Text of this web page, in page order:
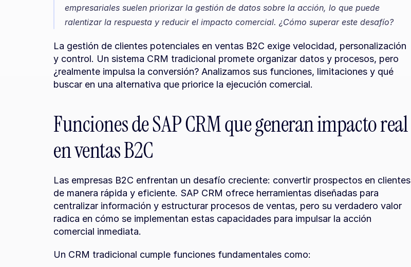
empresariales suelen priorizar la gestión de datos sobre la acción, lo que puede
ralentizar la respuesta y reducir el impacto comercial. ¿Cómo superar este desafío?
La gestión de clientes potenciales en ventas B2C exige velocidad, personalización
y control. Un sistema CRM tradicional promete organizar datos y procesos, pero
¿realmente impulsa la conversión? Analizamos sus funciones, limitaciones y qué
buscar en una alternativa que priorice la ejecución comercial.
Funciones de SAP CRM que generan impacto real
en ventas B2C
Las empresas B2C enfrentan un desafío creciente: convertir prospectos en clientes
de manera rápida y eficiente. SAP CRM ofrece herramientas diseñadas para
centralizar información y estructurar procesos de ventas, pero su verdadero valor
radica en cómo se implementan estas capacidades para impulsar la acción
comercial inmediata.
Un CRM tradicional cumple funciones fundamentales como: